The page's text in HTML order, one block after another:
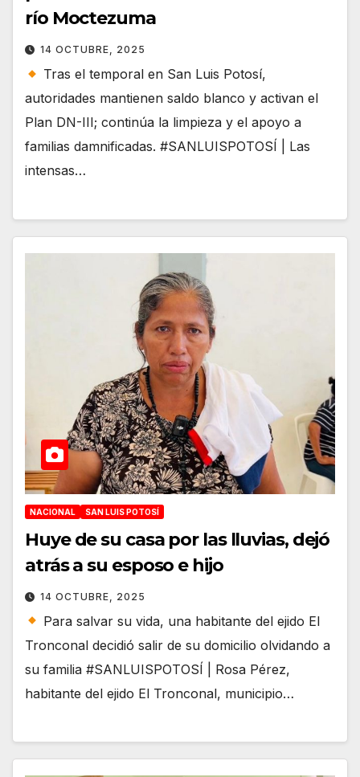
río Moctezuma
14 OCTUBRE, 2025
Tras el temporal en San Luis Potosí,
autoridades mantienen saldo blanco y activan el
Plan DN-III; continúa la limpieza y el apoyo a
familias damnificadas. #SANLUISPOTOSÍ | Las
intensas…
NACIONAL SAN LUIS POTOSÍ
Huye de su casa por las lluvias, dejó
atrás a su esposo e hijo
14 OCTUBRE, 2025
Para salvar su vida, una habitante del ejido El
Tronconal decidió salir de su domicilio olvidando a
su familia #SANLUISPOTOSÍ | Rosa Pérez,
habitante del ejido El Tronconal, municipio…